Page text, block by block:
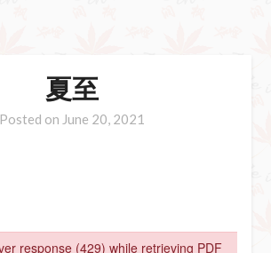
夏至
Posted on June 20, 2021